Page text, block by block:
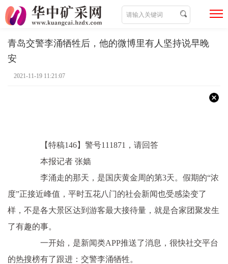
青岛交警李涌牺牲后，他的微博里有人坚持说早晚
安
2021-11-19 11:21:07
【特稿146】警号111871，请回答
本报记者 张嫱
李涌走的那天，是国庆黄金周的第3天。假期的“浓
度”正接近峰值，平时五花八门的社会新闻也受感染变了
样，不是各大景区达到游客最大接待量，就是合家团聚发生
了有趣的事。
一开始，是新闻类APP推送了消息，很快社交平台
的热搜榜有了跟进：交警李涌牺牲。